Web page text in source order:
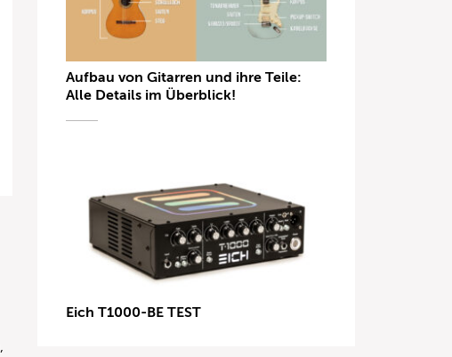
Aufbau von Gitarren und ihre Teile:
Alle Details im Überblick!
Eich T1000-BE TEST